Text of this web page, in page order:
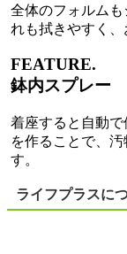
全体のフォルム
れも拭きやすく、
FEATURE.
鉢内スプレー
着座すると自動
を作ることで、
す。
ライフプラスに